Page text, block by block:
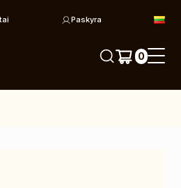
Paskyra
0